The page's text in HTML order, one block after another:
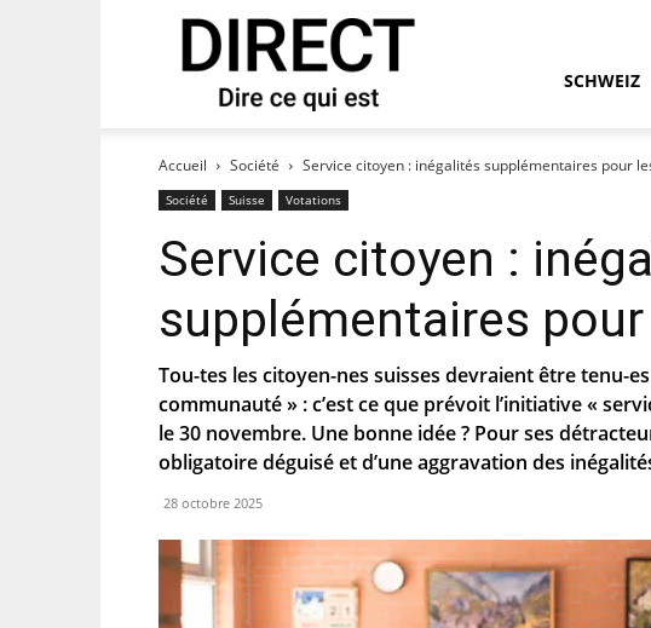
SCHWEIZ
Accueil Société Service citoyen : inégalités supplémentaires pour
Société Suisse Votations
Service citoyen :
supplémentaires
Tou-tes les citoyen-nes suisses devraient être tenu-
communauté » : c’est ce que prévoit l’initiative «
le 30 novembre. Une bonne idée ? Pour ses
obligatoire déguisé et d’une aggravation des
28 octobre 2025
le PS te tienne au courant de